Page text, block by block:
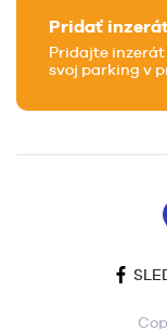
Pridať
Pridajte
svoj parking v